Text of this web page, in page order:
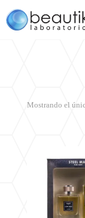
Mostrando el